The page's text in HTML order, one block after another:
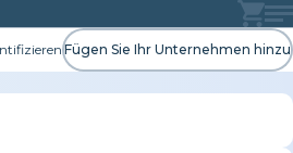
Fügen Sie Ihr Unternehmen hinzu